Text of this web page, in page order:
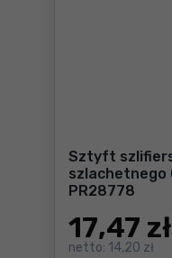
Sztyft
szlachetnego
PR28778
17,47 zł
netto: 14,20 zł